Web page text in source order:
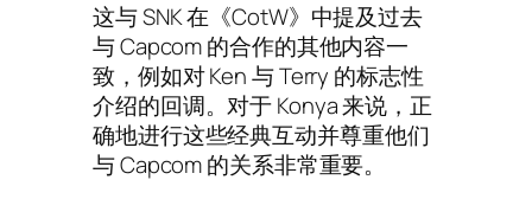
这与 SNK 在《CotW》中提及过去
与 Capcom 的合作的其他内容一
致，例如对 Ken 与 Terry 的标志性
介绍的回调。对于 Konya 来说，正
确地进行这些经典互动并尊重他们
与 Capcom 的关系非常重要。